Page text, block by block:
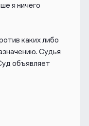
я ничего
каких либо
Судья
объявляет